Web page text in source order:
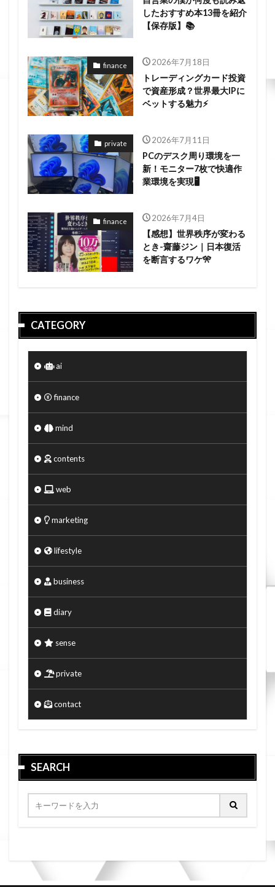
したおすすめ本13冊を紹介
【保存版】📚
finance 2026年7月18日
トレーディングカード投資
で資産形成？世界最大IPに
ベットする魅力⚡
private 2026年7月11日
PCのデスク周り環境を一
新！モニター7枚で快適作
業環境を実現🖥️
finance 2026年7月4日
【感想】世界秩序が変わる
とき-齋藤ジン｜日本復活
を断言するワケ🎌
CATEGORY
ai
finance
mind
contents
web
marketing
lifestyle
business
diary
sense
private
contact
SEARCH